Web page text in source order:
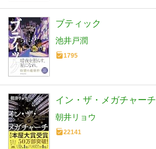
ブティック
池井戸潤
1795
イン・ザ・メガチャーチ
朝井リョウ
22141